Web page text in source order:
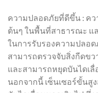
ความปลอดภัยที่ดีขึ้น : ค
ต้นๆ ในพื้นที่สาธารณะ แ
ในการรับรองความปลอด
สามารถตรวจจับสิ่งกีดข
และสามารถหยุดบันไดเ
นอกจากนี้ เซ็นเซอร์ขั้นสู